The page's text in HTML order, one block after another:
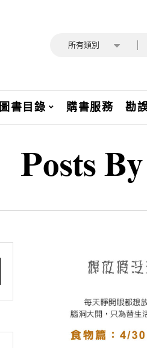
所有類別
圖書目錄 購書服務 勘
Posts